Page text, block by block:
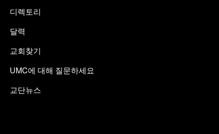
디렉토리
달력
교회찾기
UMC에 대해 질문하세요
교단뉴스